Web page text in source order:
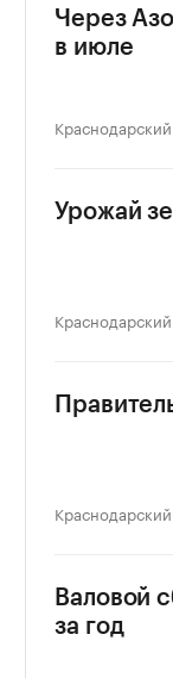
Через
в июле
Урожай
Валовой
за год